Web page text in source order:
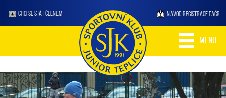
CHCI SE STÁT ČLENEM NÁVOD REGISTRACE FAČR
MENU